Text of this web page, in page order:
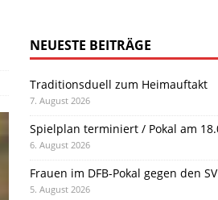
NEUESTE BEITRÄGE
Traditionsduell zum Heimauftakt
7. August 2026
Spielplan terminiert / Pokal am
6. August 2026
Frauen im DFB-Pokal gegen den
5. August 2026